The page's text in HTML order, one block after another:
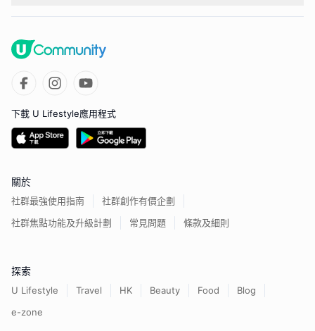
下載 U Lifestyle應用程式
關於
社群最強使用指南
社群創作有價企劃
社群焦點功能及升級計劃
常見問題 條款及細則
探索
U Lifestyle Travel HK Beauty Food
Blog
e-zone